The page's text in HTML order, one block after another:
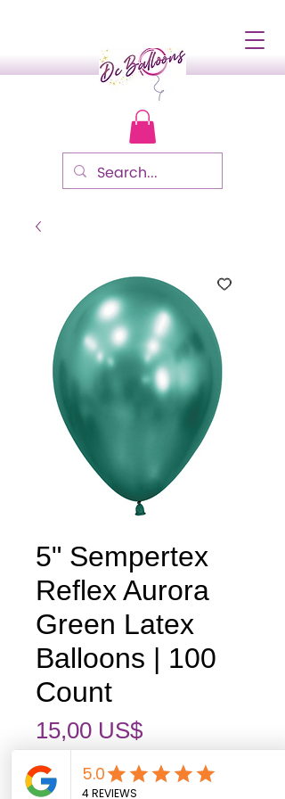
5" Sempertex
Reflex Aurora
Green Latex
Balloons | 100
Count
15,00 US$Precio
Cantidad *